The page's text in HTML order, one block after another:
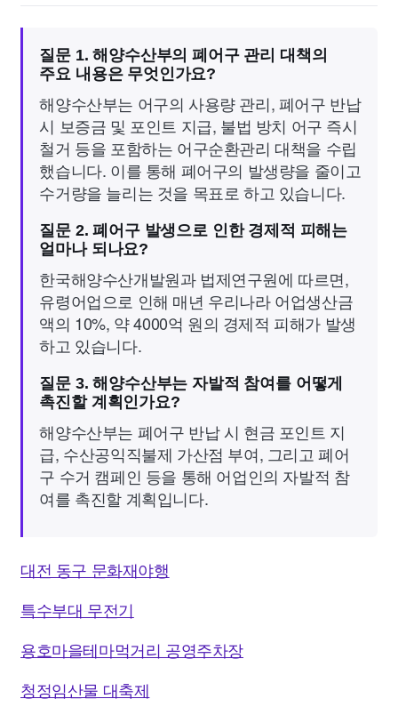
질문 1. 해양수산부의 폐어구 관리 대책의
주요 내용은 무엇인가요?
해양수산부는 어구의 사용량 관리, 폐어구 반납
시 보증금 및 포인트 지급, 불법 방치 어구 즉시
철거 등을 포함하는 어구순환관리 대책을 수립
했습니다. 이를 통해 폐어구의 발생량을 줄이고
수거량을 늘리는 것을 목표로 하고 있습니다.
질문 2. 폐어구 발생으로 인한 경제적 피해는
얼마나 되나요?
한국해양수산개발원과 법제연구원에 따르면,
유령어업으로 인해 매년 우리나라 어업생산금
액의 10%, 약 4000억 원의 경제적 피해가 발생
하고 있습니다.
질문 3. 해양수산부는 자발적 참여를 어떻게
촉진할 계획인가요?
해양수산부는 폐어구 반납 시 현금 포인트 지
급, 수산공익직불제 가산점 부여, 그리고 폐어
구 수거 캠페인 등을 통해 어업인의 자발적 참
여를 촉진할 계획입니다.
대전 동구 문화재야행
특수부대 무전기
용호마을테마먹거리 공영주차장
청정임산물 대축제